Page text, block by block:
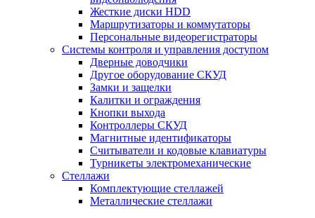
Жесткие диски HDD
Маршрутизаторы и коммутаторы
Персональные видеорегистраторы
Системы контроля и управления доступом
Дверные доводчики
Другое оборудование СКУД
Замки и защелки
Калитки и ограждения
Кнопки выхода
Контроллеры СКУД
Магнитные идентификаторы
Считыватели и кодовые клавиатуры
Турникеты электромеханические
Стеллажи
Комплектующие стеллажей
Металлические стеллажи